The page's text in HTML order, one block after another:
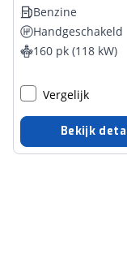
Benzine
Handgeschakeld
160 pk (118 kW)
Vergelijk
Bekijk